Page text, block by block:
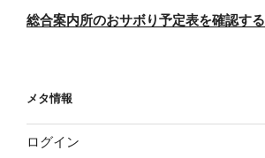
総合案内所のおサボり予定表を確認する
メタ情報
ログイン